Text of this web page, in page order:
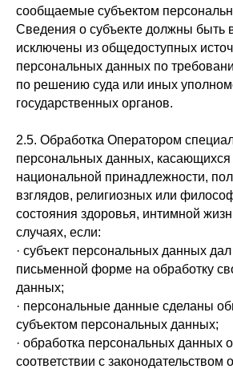
сообщаемые субъектом
Сведения о субъекте должны быть
исключены из общедоступных
персональных данных по
по решению суда или иных
государственных органов.
2.5. Обработка Оператором
персональных данных, касающихся
национальной принадлежности,
взглядов, религиозных или
состояния здоровья, интимной
случаях, если:
· субъект персональных данных дал
письменной форме на обработку
данных;
· персональные данные сделаны
субъектом персональных данных;
· обработка персональных данных
соответствии с законодательством